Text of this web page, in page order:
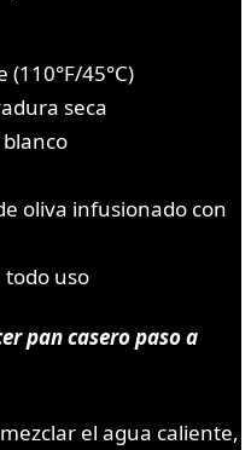
45°C)
seca
oliva infusionado con
todo uso
pan casero paso a
el agua caliente,